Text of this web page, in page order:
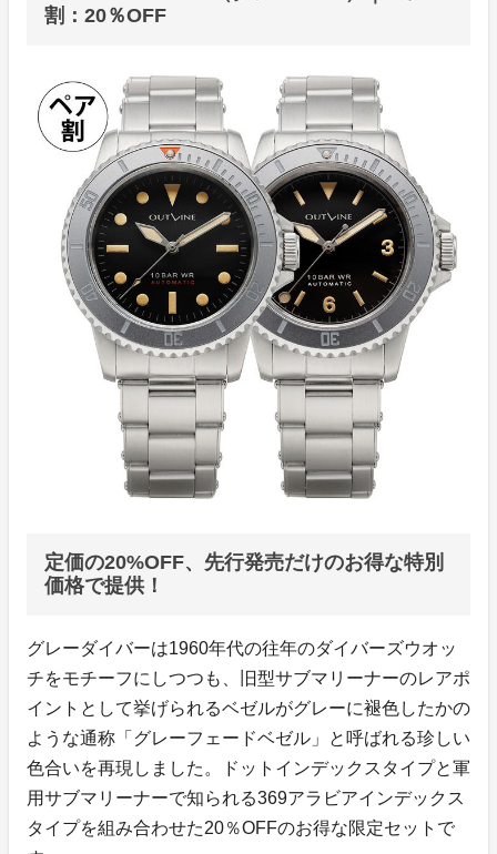
割：20％OFF
定価の20%OFF、先行発売だけのお得な特別
価格で提供！
グレーダイバーは1960年代の往年のダイバーズウオッ
チをモチーフにしつつも、旧型サブマリーナーのレアポ
イントとして挙げられるベゼルがグレーに褪色したかの
ような通称「グレーフェードベゼル」と呼ばれる珍しい
色合いを再現しました。ドットインデックスタイプと軍
用サブマリーナーで知られる369アラビアインデックス
タイプを組み合わせた20％OFFのお得な限定セットで